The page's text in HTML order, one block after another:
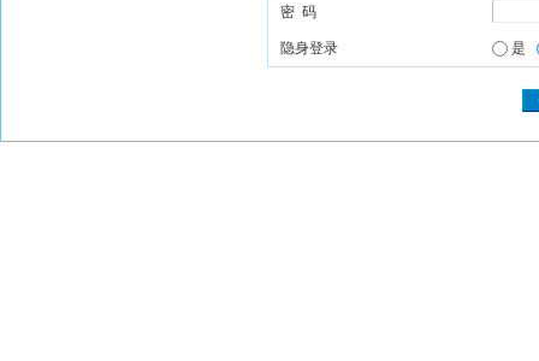
密 码
隐身登录 是